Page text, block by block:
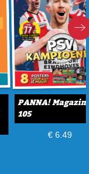
PANNA!
105
€ 6.49